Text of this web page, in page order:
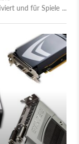
und für Spiele